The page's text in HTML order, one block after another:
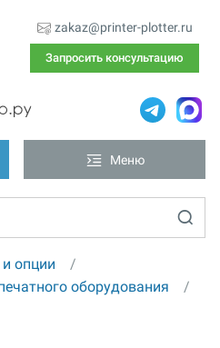
zakaz@printer-plotter.ru
Запросить консультацию
Меню
опции
оборудования